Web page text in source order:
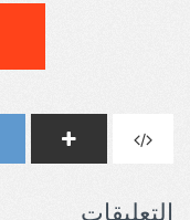
التعليقات